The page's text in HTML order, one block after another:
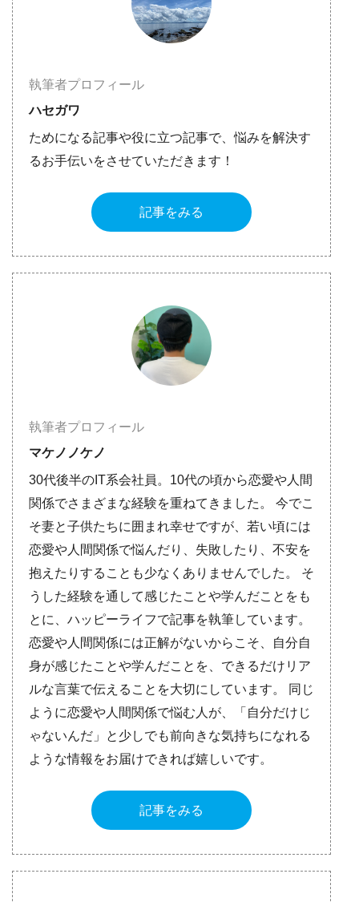
執筆者プロフィール
ハセガワ
ためになる記事や役に立つ記事で、悩みを解決す
るお手伝いをさせていただきます！
記事をみる
執筆者プロフィール
マケノノケノ
30代後半のIT系会社員。10代の頃から恋愛や人間
関係でさまざまな経験を重ねてきました。 今でこ
そ妻と子供たちに囲まれ幸せですが、若い頃には
恋愛や人間関係で悩んだり、失敗したり、不安を
抱えたりすることも少なくありませんでした。 そ
うした経験を通して感じたことや学んだことをも
とに、ハッピーライフで記事を執筆しています。
恋愛や人間関係には正解がないからこそ、自分自
身が感じたことや学んだことを、できるだけリア
ルな言葉で伝えることを大切にしています。 同じ
ように恋愛や人間関係で悩む人が、「自分だけじ
ゃないんだ」と少しでも前向きな気持ちになれる
ような情報をお届けできれば嬉しいです。
記事をみる